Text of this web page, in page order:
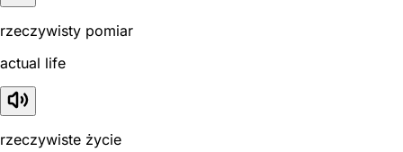
rzeczywisty pomiar
actual life
rzeczywiste życie